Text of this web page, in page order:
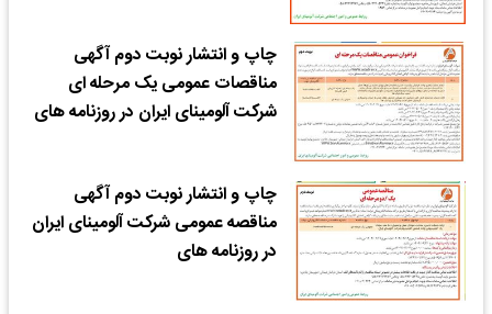
چاپ و انتشار نوبت دوم آگهی
مناقصات عمومی یک مرحله ای
شرکت آلومینای ایران در روزنامه های
چاپ و انتشار نوبت دوم آگهی
مناقصه عمومی شرکت آلومینای ایران
در روزنامه های